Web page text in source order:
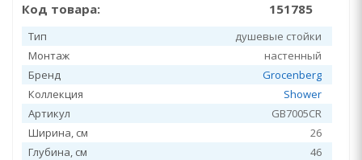
Код товара: 151785
Тип
душевые стойки
Монтаж
настенный
Бренд
Grocenberg
Коллекция
Shower
Артикул
GB7005CR
Ширина, см
26
Глубина, см
46